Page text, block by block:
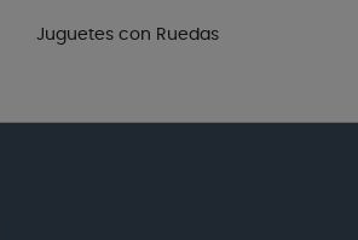
Juguetes con Ruedas